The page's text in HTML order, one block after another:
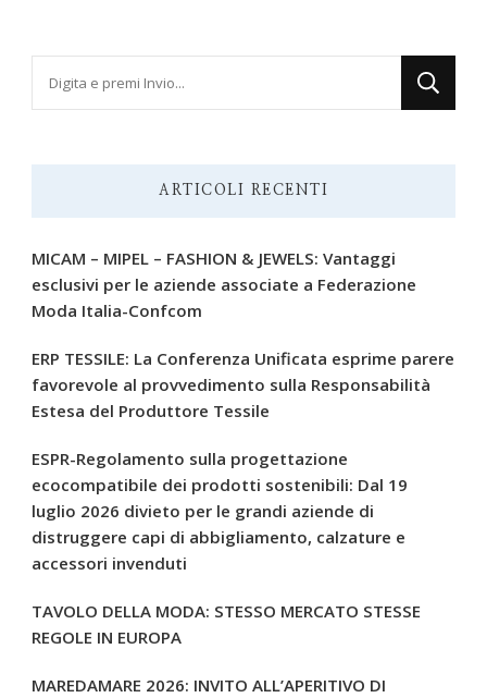
ARTICOLI RECENTI
MICAM – MIPEL – FASHION & JEWELS: Vantaggi
esclusivi per le aziende associate a Federazione
Moda Italia-Confcom
ERP TESSILE: La Conferenza Unificata esprime parere
favorevole al provvedimento sulla Responsabilità
Estesa del Produttore Tessile
ESPR-Regolamento sulla progettazione
ecocompatibile dei prodotti sostenibili: Dal 19
luglio 2026 divieto per le grandi aziende di
distruggere capi di abbigliamento, calzature e
accessori invenduti
TAVOLO DELLA MODA: STESSO MERCATO STESSE
REGOLE IN EUROPA
MAREDAMARE 2026: INVITO ALL’APERITIVO DI